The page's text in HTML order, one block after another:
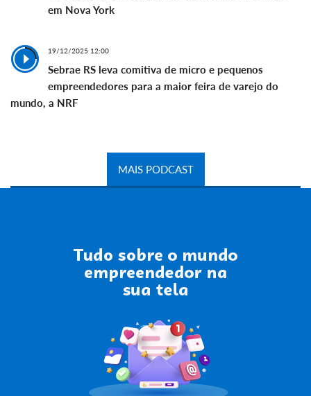
em Nova York
19/12/2025 12:00
Sebrae RS leva comitiva de micro e pequenos
empreendedores para a maior feira de varejo do
mundo, a NRF
MAIS PODCAST